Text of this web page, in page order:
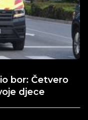
bor: Četvero
djece